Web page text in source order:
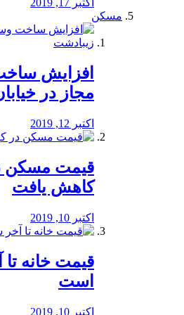
اکتبر 17, 2019
مسکن
افزایش
مجاز در
اکتبر 12, 2019
کاهش یافت
اکتبر 10, 2019
قیمت خانه
است
اکتبر 10, 2019